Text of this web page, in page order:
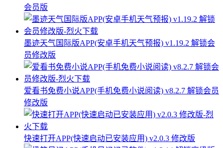
会员版
墨迹天气国际版APP(安卓手机天气预报) v1.19.2 解锁会
员修改版
爱看书免费小说APP(手机免费小说阅读) v8.2.7 解锁会员
修改版
快速打开APP(快速启动已安装应用) v2.0.3 修改版